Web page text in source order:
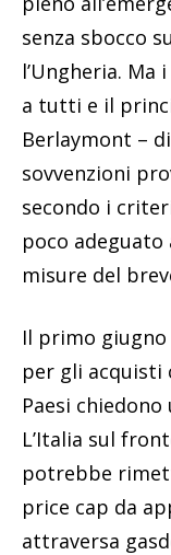
senza sbocco
l’Ungheria.
a tutti e il
Berlaymont –
sovvenzioni
secondo i
poco adeguato
misure del
Il primo
per gli acquisti
Paesi
L’Italia sul
potrebbe
price cap da
attraversa